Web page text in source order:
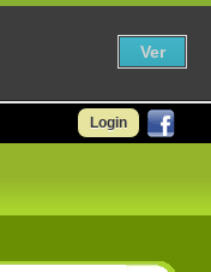
Login
Ver